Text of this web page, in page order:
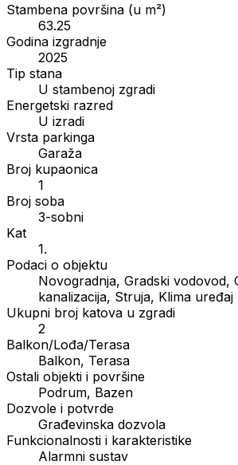
Stambena površina (u m²)
63.25
Godina izgradnje
2025
Tip stana
U stambenoj zgradi
Energetski razred
U izradi
Vrsta parkinga
Garaža
Broj kupaonica
1
Broj soba
3-sobni
Kat
1.
Podaci o objektu
Novogradnja, Gradski vodovod,
kanalizacija, Struja, Klima uređaj
Ukupni broj katova u zgradi
2
Balkon/Lođa/Terasa
Balkon, Terasa
Ostali objekti i površine
Podrum, Bazen
Dozvole i potvrde
Građevinska dozvola
Funkcionalnosti i karakteristike
Alarmni sustav